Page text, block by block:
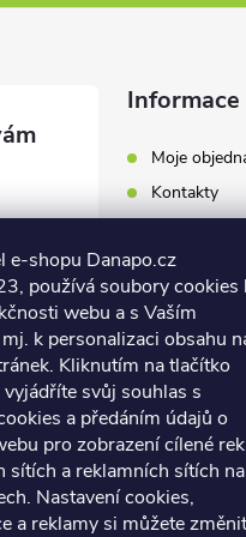
e-shopu Danapo.cz
používá soubory cookies
webu a s Vaším
k personalizaci obsahu
Kliknutím na tlačítko
vyjádříte svůj souhlas s
a předáním údajů o
pro zobrazení cílené
sítích a reklamních sítích na
Nastavení cookies,
a reklamy si můžete změnit
446
446
Moje
Kontakty
Hodnocení
Obchodní
Reklamace
Podmínky
údajů
Soubory
Napište nám
Jak
shop?